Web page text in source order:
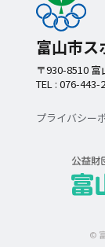
富山市ス
〒930-8510
TEL : 076-443-
プライバシー
©